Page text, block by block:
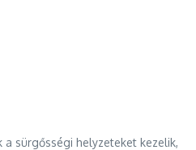
a sürgősségi helyzeteket kezelik,